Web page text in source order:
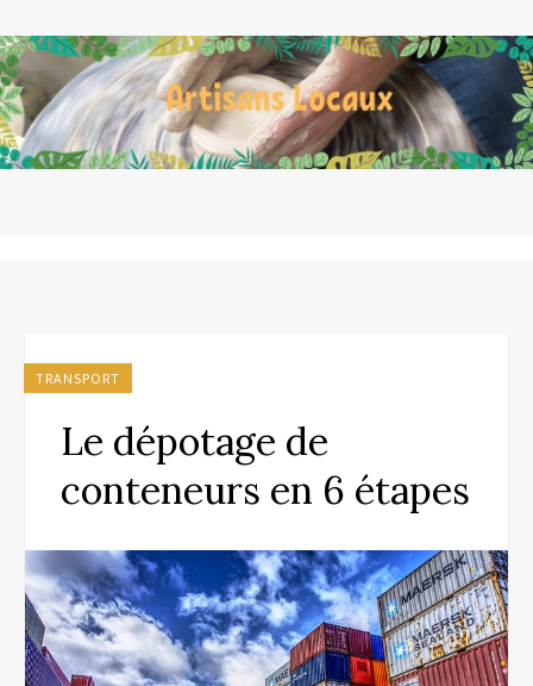
TRANSPORT
Le dépotage de
conteneurs en 6 étapes